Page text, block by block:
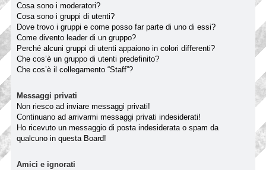
Cosa sono i moderatori?
Cosa sono i gruppi di utenti?
Dove trovo i gruppi e come posso far parte di uno di essi?
Come divento leader di un gruppo?
Perché alcuni gruppi di utenti appaiono in colori differenti?
Che cos’è un gruppo di utenti predefinito?
Che cos’è il collegamento “Staff”?
Messaggi privati
Non riesco ad inviare messaggi privati!
Continuano ad arrivarmi messaggi privati indesiderati!
Ho ricevuto un messaggio di posta indesiderata o spam da
qualcuno in questa Board!
Amici e ignorati